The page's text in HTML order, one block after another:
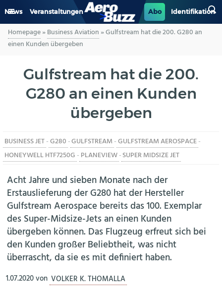
News Veranstaltungen Abo Identifikation
GENERAL AVIATION
LUFTVERKEHR
INDUSTRIE
BERUFE
AERO-KULTUR
Homepage»Business Aviation »Gulfstream hat die 200. G280 an
einen Kunden übergeben
Gulfstream hat die 200.
G280 an einen Kunden
übergeben
BUSINESS JET-G280 -GULFSTREAM -GULFSTREAM AEROSPACE-
HONEYWELL HTF7250G - PLANEVIEW-SUPER MIDSIZE JET
Acht Jahre und sieben Monate nach der
Erstauslieferung der G280 hat der Hersteller
Gulfstream Aerospace bereits das 100. Exemplar
des Super-Midsize-Jets an einen Kunden
übergeben können. Das Flugzeug erfreut sich bei
den Kunden großer Beliebtheit, was nicht
überrascht, da sie es mit definiert haben.
1.07.2020von VOLKER K. THOMALLA